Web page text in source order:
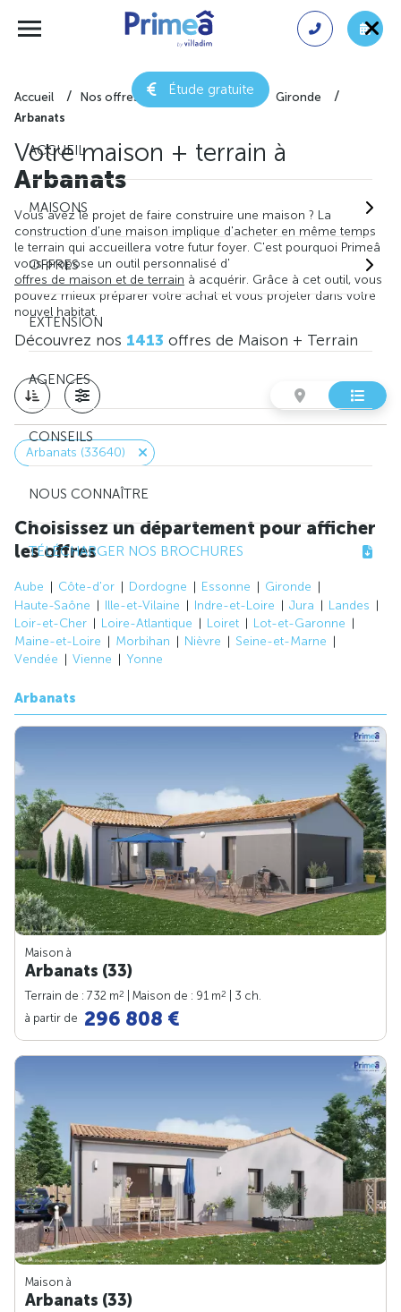
Étude gratuite
ACCUEIL
MAISONS
OFFRES
EXTENSION
AGENCES
CONSEILS
NOUS CONNAÎTRE
TÉLÉCHARGER NOS BROCHURES
Accueil Nos offres de maison + terrain
Gironde
Arbanats
Votre maison + terrain à
Arbanats
Vous avez le projet de faire construire une maison ? La
construction d'une maison implique d'acheter en même temps
le terrain qui accueillera votre futur foyer. C'est pourquoi Primeâ
vous propose un outil personnalisé d'
offres de maison et de terrain à acquérir. Grâce à cet outil, vous
pouvez mieux préparer votre achat et vous projeter dans votre
nouvel habitat.
Découvrez nos 1413 offres de Maison + Terrain
Arbanats (33640)
Choisissez un département pour afficher
les offres
Aube Côte-d'or Dordogne Essonne
Gironde
Haute-Saône
Ille-et-Vilaine Indre-et-Loire Jura
Landes
Loir-et-Cher
Loire-Atlantique Loiret
Lot-et-Garonne
Maine-et-Loire
Morbihan Nièvre
Seine-et-Marne
Vendée
Vienne Yonne
Arbanats
Maison à
Arbanats (33)
Terrain de : 732 m2 | Maison de : 91 m2
| 3 ch.
à partir de 296 808 €
Maison à
Arbanats (33)